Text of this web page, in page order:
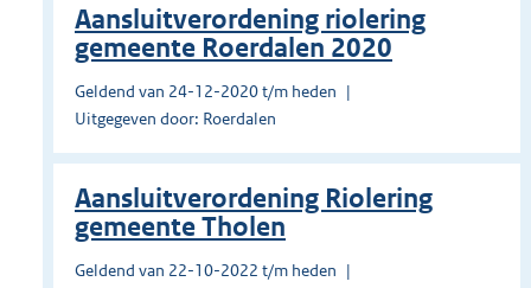
Aansluitverordening riolering
gemeente Roerdalen 2020
Geldend van 24-12-2020 t/m heden
Uitgegeven door: Roerdalen
Aansluitverordening Riolering
gemeente Tholen
Geldend van 22-10-2022 t/m heden